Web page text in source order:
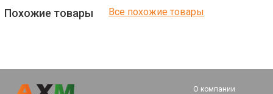
Похожие товары Все похожие товары
О компании